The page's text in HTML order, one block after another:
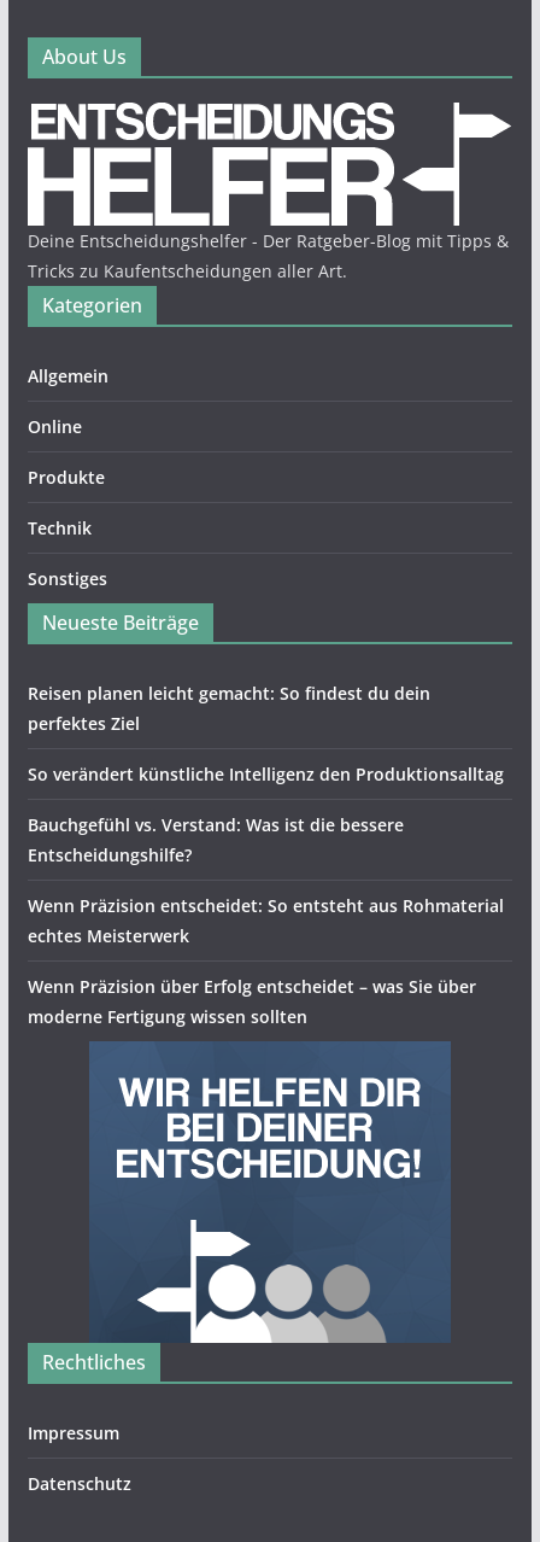
About Us
Deine Entscheidungshelfer - Der Ratgeber-Blog mit Tipps &
Tricks zu Kaufentscheidungen aller Art.
Kategorien
Allgemein
Online
Produkte
Technik
Sonstiges
Neueste Beiträge
Reisen planen leicht gemacht: So findest du dein
perfektes Ziel
So verändert künstliche Intelligenz den Produktionsalltag
Bauchgefühl vs. Verstand: Was ist die bessere
Entscheidungshilfe?
Wenn Präzision entscheidet: So entsteht aus Rohmaterial
echtes Meisterwerk
Wenn Präzision über Erfolg entscheidet – was Sie über
moderne Fertigung wissen sollten
Rechtliches
Impressum
Datenschutz